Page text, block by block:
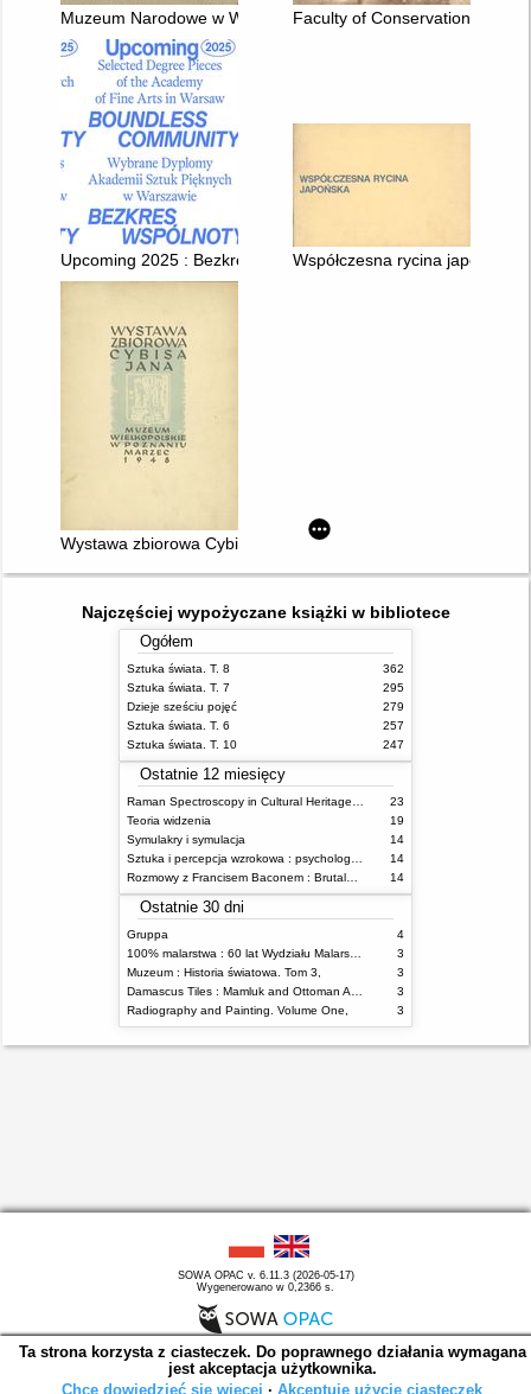
Muzeum Narodowe w Warszawie : Zarys historyczny
Faculty of Conservation and
Upcoming 2025 : Bezkres wspólnoty : Wybrane dyplomy
Współczesna rycina japońska
Wystawa zbiorowa Cybisa Jana
Najczęściej wypożyczane książki w bibliotece
Ogółem
Sztuka świata. T. 8
362
Sztuka świata. T. 7
295
Dzieje sześciu pojęć
279
Sztuka świata. T. 6
257
Sztuka świata. T. 10
247
Ostatnie 12 miesięcy
23
Teoria widzenia
19
Symulakry i symulacja
14
14
14
Ostatnie 30 dni
Gruppa
4
3
Muzeum : Historia światowa. Tom 3,
3
3
Radiography and Painting. Volume One,
3
SOWA OPAC v. 6.11.3 (2026-05-17)
Wygenerowano w 0,2366 s.
Ta strona korzysta z ciasteczek. Do poprawnego działania wymagana
jest akceptacja użytkownika.
Chcę dowiedzieć się więcej ∙ Akceptuję użycie ciasteczek